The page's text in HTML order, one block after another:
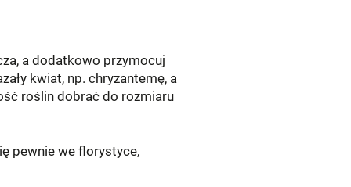
a dodatkowo przymocuj
kwiat, np. chryzantemę, a
roślin dobrać do rozmiaru
pewnie we florystyce,